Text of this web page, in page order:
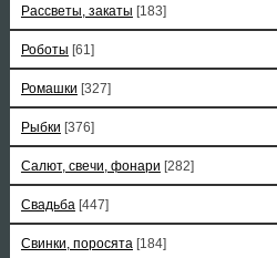
Рассветы, закаты [183]
Роботы [61]
Ромашки [327]
Рыбки [376]
Салют, свечи, фонари [282]
Свадьба [447]
Свинки, поросята [184]